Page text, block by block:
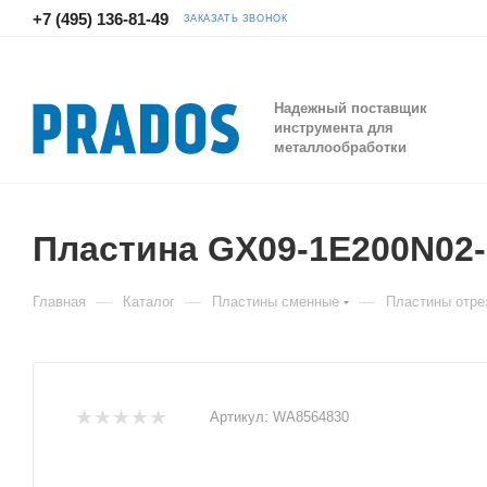
+7 (495) 136-81-49 ЗАКАЗАТЬ ЗВОНОК
Надежный поставщик
инструмента для
металлообработки
Пластина GX09-
Главная — Каталог — Пластины сменные — Пластины
Артикул: WA8564830